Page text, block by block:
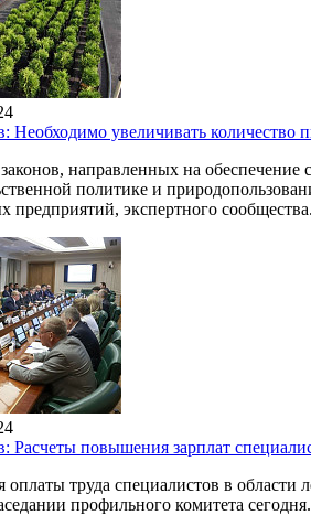
увеличивать количество
направленных на
политике и
экспертного сообщества.
повышения зарплат
труда специалистов в области
профильного комитета